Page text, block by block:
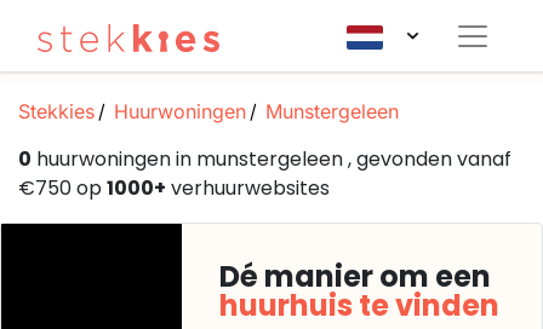
Stekkies Huurwoningen Munstergeleen
0 huurwoningen in munstergeleen , gevonden vanaf
€750 op1000+ verhuurwebsites
Dé manier om een
huurhuis te vinden